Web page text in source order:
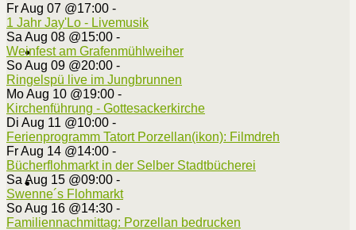
Fr Aug 07 @17:00 -
1 Jahr Jay'Lo - Livemusik
Sa Aug 08 @15:00 -
Weinfest am Grafenmühlweiher
So Aug 09 @20:00 -
Ringelspü live im Jungbrunnen
Mo Aug 10 @19:00 -
Kirchenführung - Gottesackerkirche
Di Aug 11 @10:00 -
Ferienprogramm Tatort Porzellan(ikon): Filmdreh
Fr Aug 14 @14:00 -
Bücherflohmarkt in der Selber Stadtbücherei
Sa Aug 15 @09:00 -
Swenne´s Flohmarkt
So Aug 16 @14:30 -
Familiennachmittag: Porzellan bedrucken